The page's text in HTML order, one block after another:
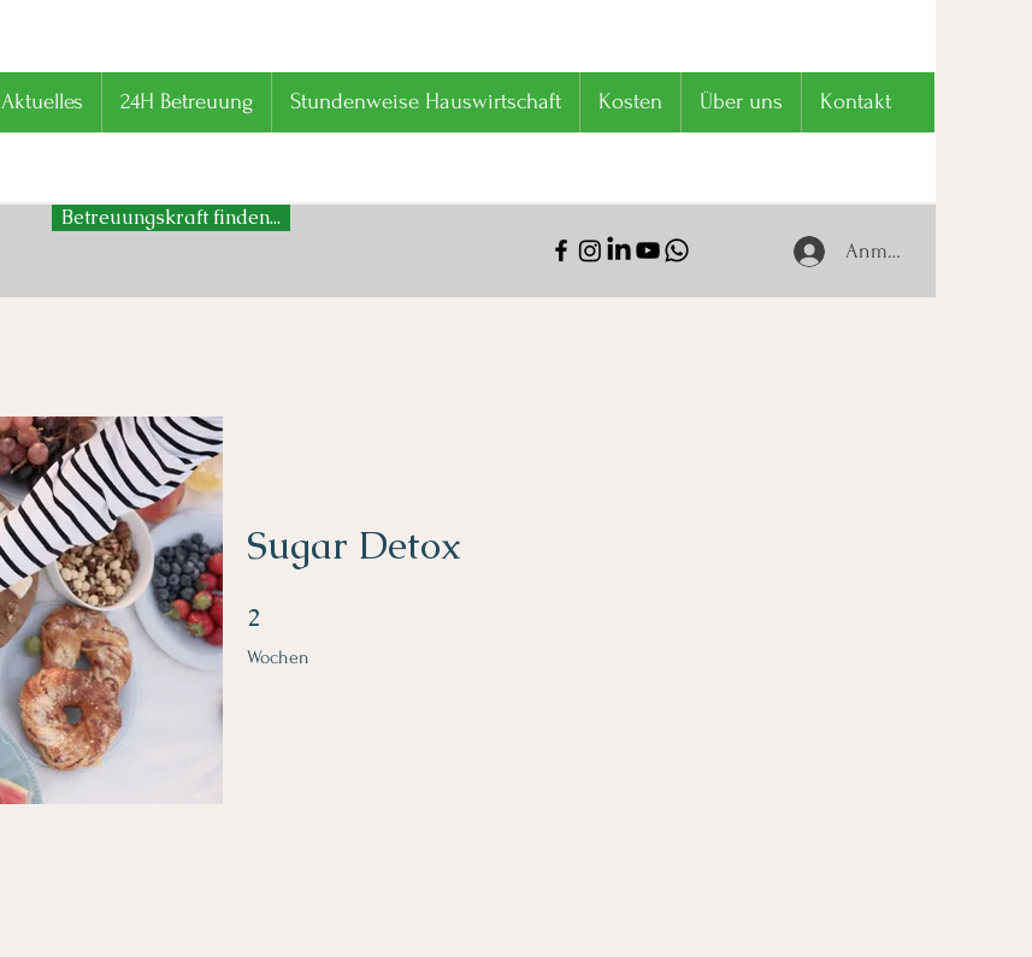
Aktuelles 24H Betreuung Stundenweise Hauswirtschaft Kosten Über uns Kontakt
Betreuungskraft finden...
Anmelden
Sugar Detox
2
Wochen
2 Wochen